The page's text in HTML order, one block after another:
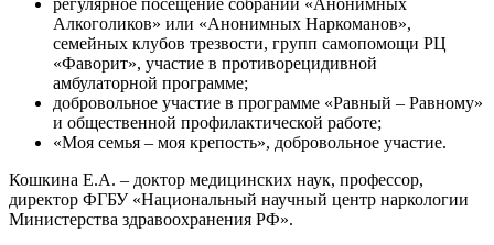
Алкоголиков» или «Анонимных Наркоманов»,
семейных клубов трезвости, групп самопомощи РЦ
«Фаворит», участие в противорецидивной
амбулаторной программе;
добровольное участие в программе «Равный – Равному»
и общественной профилактической работе;
«Моя семья – моя крепость», добровольное участие.
Кошкина Е.А. – доктор медицинских наук, профессор,
директор ФГБУ «Национальный научный центр наркологии
Министерства здравоохранения РФ».